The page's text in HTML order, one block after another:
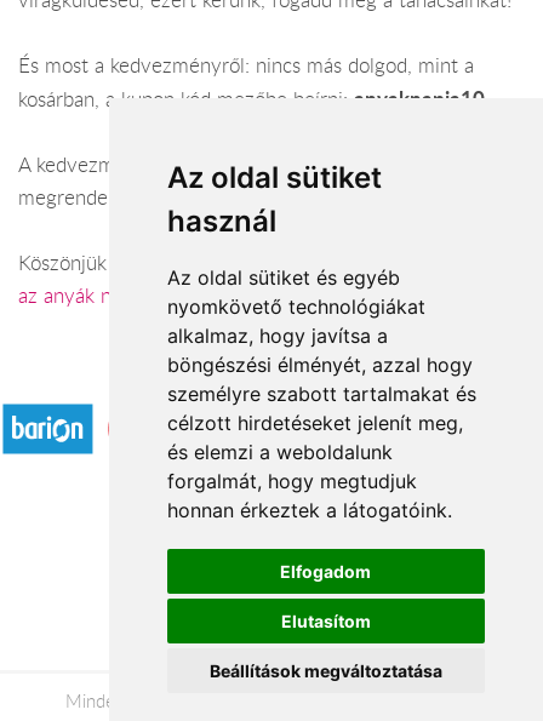
Az oldal sütiket
használ
Az oldal sütiket és egyéb
nyomkövető technológiákat
alkalmaz, hogy javítsa a
böngészési élményét, azzal hogy
személyre szabott tartalmakat és
célzott hirdetéseket jelenít meg,
és elemzi a weboldalunk
forgalmát, hogy megtudjuk
honnan érkeztek a látogatóink.
Elfogadom
Elutasítom
Beállítások megváltoztatása
És most a kedvezményről: nincs más dolgod, mint a
kosárban, a kupon kód mezőbe beírni: anyaknapja10
A kedvezmény 2016. április 24.-ig, illetve az első 100
megrendelésig él.
Köszönjük figyelmed, és jó böngészést kívánunk!
az anyák napi csokrokhoz
Elfogadott fizetési módok
Á.SZ.F.
Impresszum
Adatkezelési tájékoztató
Minden jog fenntartva © 2026 |